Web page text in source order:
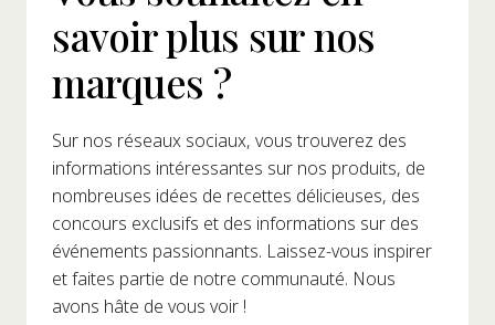
savoir plus sur nos
marques ?
Sur nos réseaux sociaux, vous trouverez des
informations intéressantes sur nos produits, de
nombreuses idées de recettes délicieuses, des
concours exclusifs et des informations sur des
événements passionnants. Laissez-vous inspirer
et faites partie de notre communauté. Nous
avons hâte de vous voir !